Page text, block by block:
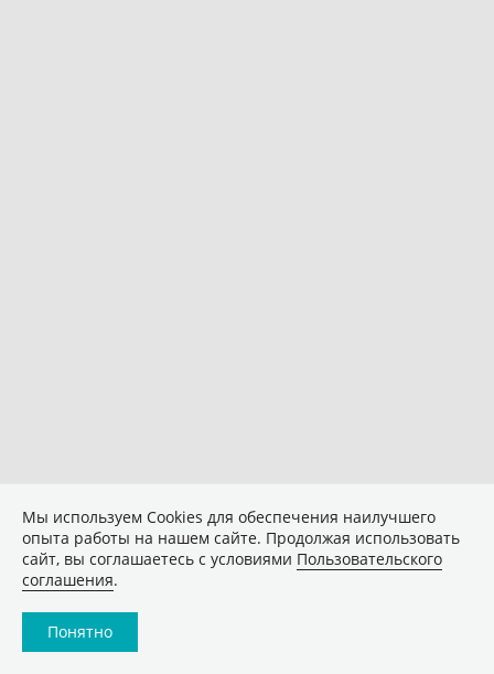
Мы используем Сookies для обеспечения наилучшего
опыта работы на нашем сайте. Продолжая использовать
сайт, вы соглашаетесь с условиями Пользовательского
соглашения.
Понятно